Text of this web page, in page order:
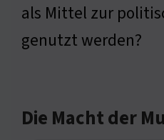
als Mittel zur
genutzt werden?
Die Macht der